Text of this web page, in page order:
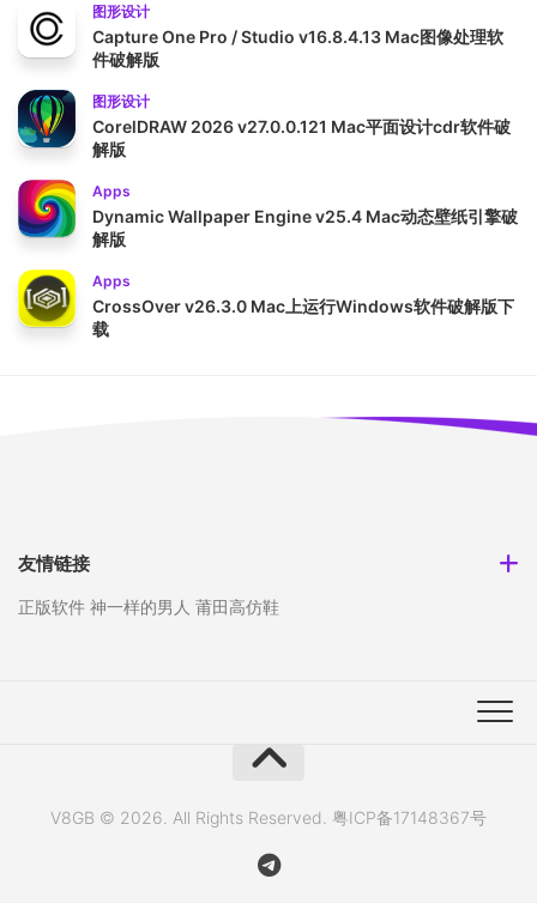
图形设计
Capture One Pro / Studio v16.8.4.13 Mac图像处理软
件破解版
图形设计
CorelDRAW 2026 v27.0.0.121 Mac平面设计cdr软件破
解版
Apps
Dynamic Wallpaper Engine v25.4 Mac动态壁纸引擎破
解版
Apps
CrossOver v26.3.0 Mac上运行Windows软件破解版下
载
友情链接
正版软件 神一样的男人 莆田高仿鞋
V8GB © 2026. All Rights Reserved. 粤ICP备17148367号